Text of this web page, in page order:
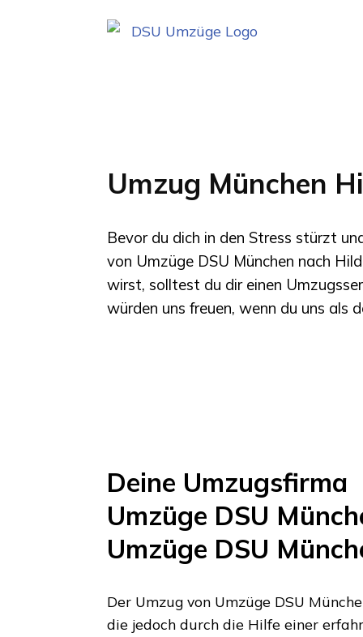
Umzug München
Bevor du dich in den Stress stürzt
von Umzüge DSU München nach
wirst, solltest du dir einen
würden uns freuen, wenn du uns als
Deine Umzugsfirma
Umzüge DSU
Umzüge DSU
Der Umzug von Umzüge DSU
die jedoch durch die Hilfe einer